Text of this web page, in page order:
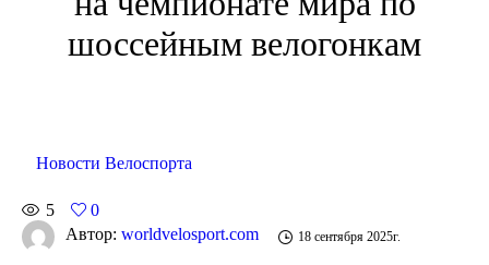
шоссейным велогонкам
Новости Велоспорта
5
0
Автор: worldvelosport.com 18 сентября 2025г.